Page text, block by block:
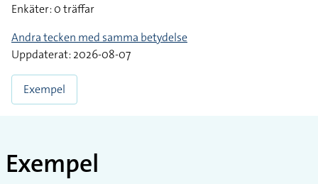
Enkäter: 0 träffar
Andra tecken med samma betydelse
Uppdaterat: 2026-08-07
Exempel
Exempel